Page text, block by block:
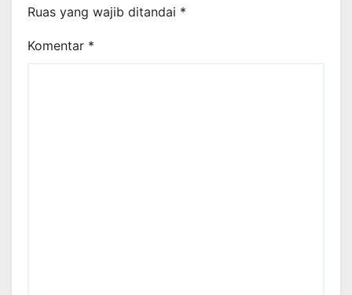
Ruas yang wajib ditandai *
Komentar *